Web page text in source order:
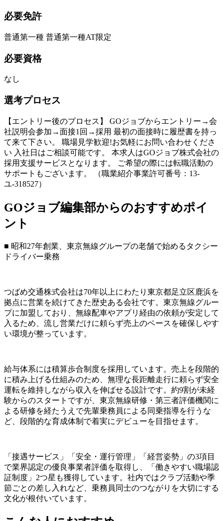
必要免許
普通第一種 普通第一種AT限定
必要資格
なし
選考プロセス
【エントリー後のプロセス】 GOジョブからエントリー→会
社説明会参加→面接1回→採用 最初の面接時に履歴書を持っ
て来て下さい。 職場見学歓迎!お気軽にお問い合わせくださ
い 入社日はご相談可能です。 本求人はGOジョブ株式会社の
採用支援サービスとなります。 ご希望の際には転職活動の
サポートもございます。 （職業紹介事業許可番号：13-
ユ-318527）
GOジョブ編集部からのおすすめポイ
ント
■ 昭和27年創業、東京無線グループの老舗で始めるタクシー
ドライバー乗務
つばめ交通株式会社は70年以上にわたり東京都足立区鹿浜を
拠点に営業を続けてきた歴史ある会社です。東京無線グルー
プに加盟しており、無線配車やアプリ経由の依頼が安定して
入るため、流し営業だけに頼らず売上のベースを確保しやす
い環境が整っています。
給与体系には積算歩合制度を採用しています。売上を段階的
に積み上げる仕組みのため、無理な長距離走行に頼らず安全
運転を維持しながら収入を伸ばせる設計です。約9割が未経
験からのスタートですが、東京無線研修・第三者評価機関に
よる研修を経たうえで先輩乗務員による同乗指導を行うな
ど、段階的な育成体制で着実にデビューを目指せます。
「接遇サービス」「安全・運行管理」「経営姿勢」の3項目
で業界認定の優良事業者評価を取得し、「働きやすい職場認
証制度」2つ星も獲得しています。社内ではクラブ活動や季
節ごとの差し入れなど、乗務員同士のつながりを大切にする
文化が根付いています。